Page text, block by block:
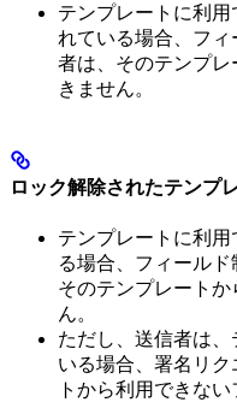
テンプレートに利
れている場合、フ
者は、そのテンプ
きません。
ロック解除されたテンプ
テンプレートに利
る場合、フィールド
そのテンプレート
ん。
ただし、送信者は
いる場合、署名リ
トから利用できな